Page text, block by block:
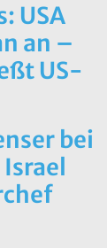
USA
an –
US-
bei